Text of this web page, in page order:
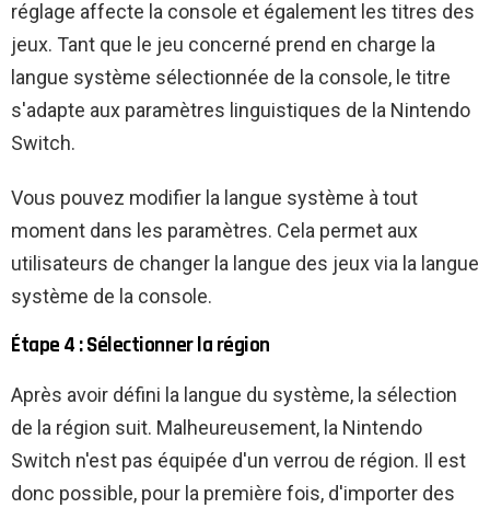
réglage affecte la console et également les titres des
jeux. Tant que le jeu concerné prend en charge la
langue système sélectionnée de la console, le titre
s'adapte aux paramètres linguistiques de la Nintendo
Switch.
Vous pouvez modifier la langue système à tout
moment dans les paramètres. Cela permet aux
utilisateurs de changer la langue des jeux via la langue
système de la console.
Étape 4 : Sélectionner la région
Après avoir défini la langue du système, la sélection
de la région suit. Malheureusement, la Nintendo
Switch n'est pas équipée d'un verrou de région. Il est
donc possible, pour la première fois, d'importer des